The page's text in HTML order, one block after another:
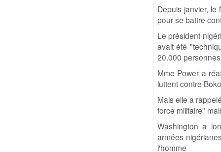
Depuis janvier,
pour se battre
Le président
avait été
20.000
Mme Power a
luttent contre
Mais elle a
force militaire"
Washington a
armées
l'homme